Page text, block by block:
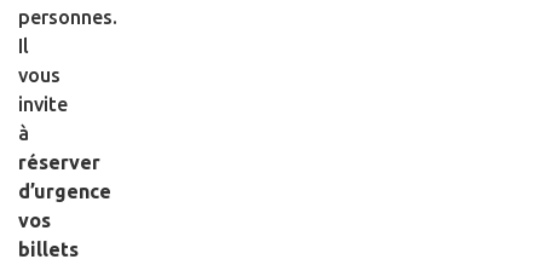
personnes.
Il
vous
invite
à
réserver
d’urgence
vos
billets